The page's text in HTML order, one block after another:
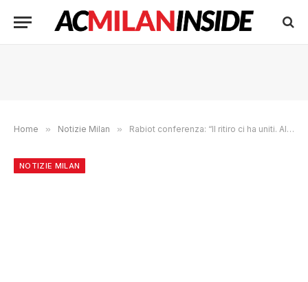
Home » Notizie Milan » Rabiot conferenza: “Il ritiro ci ha uniti. Allegri? Non diventa scarso in un mese”
NOTIZIE MILAN